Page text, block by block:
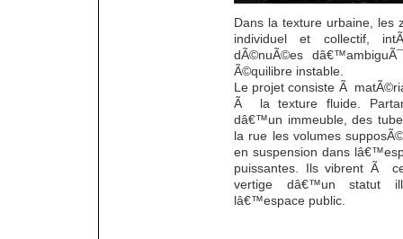
Dans la texture urbaine, les
individuel et collectif,
dÃ©nuÃ©es
Ã©quilibre instable.
Le projet consiste Ã
Ã la texture fluide.
dâ€™un immeuble, des
la rue les volumes
en suspension dans
puissantes. Ils vibrent Ã
vertige dâ€™un statut
lâ€™espace public.